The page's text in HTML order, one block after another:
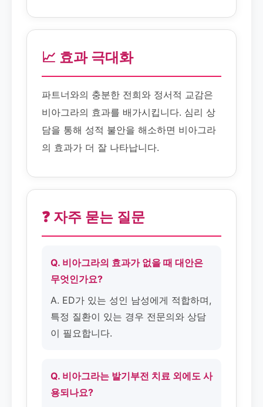
📈 효과 극대화
파트너와의 충분한 전희와 정서적 교감은
비아그라의 효과를 배가시킵니다. 심리 상
담을 통해 성적 불안을 해소하면 비아그라
의 효과가 더 잘 나타납니다.
❓ 자주 묻는 질문
Q. 비아그라의 효과가 없을 때 대안은
무엇인가요?
A. ED가 있는 성인 남성에게 적합하며,
특정 질환이 있는 경우 전문의와 상담
이 필요합니다.
Q. 비아그라는 발기부전 치료 외에도 사
용되나요?